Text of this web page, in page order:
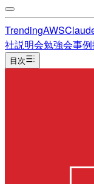
TrendingAWS
社説明会勉強会事例
目次